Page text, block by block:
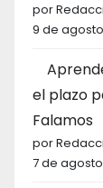
por
9 de
el plazo
Falamos
por
7 de